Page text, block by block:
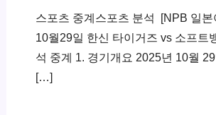
스포츠 중계스포츠 분석 ​ [NPB 일본
10월29일 한신 타이거즈 vs 소프트
석 중계 1. 경기개요 2025년 10월
[…]